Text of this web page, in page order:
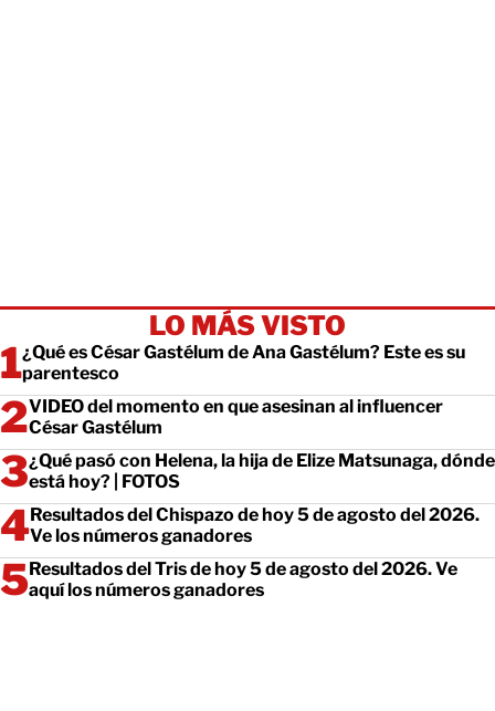
LO MÁS VISTO
¿Qué es César Gastélum de Ana Gastélum? Este es su
parentesco
VIDEO del momento en que asesinan al influencer
César Gastélum
¿Qué pasó con Helena, la hija de Elize Matsunaga, dónde
está hoy? | FOTOS
Resultados del Chispazo de hoy 5 de agosto del 2026.
Ve los números ganadores
Resultados del Tris de hoy 5 de agosto del 2026. Ve
aquí los números ganadores